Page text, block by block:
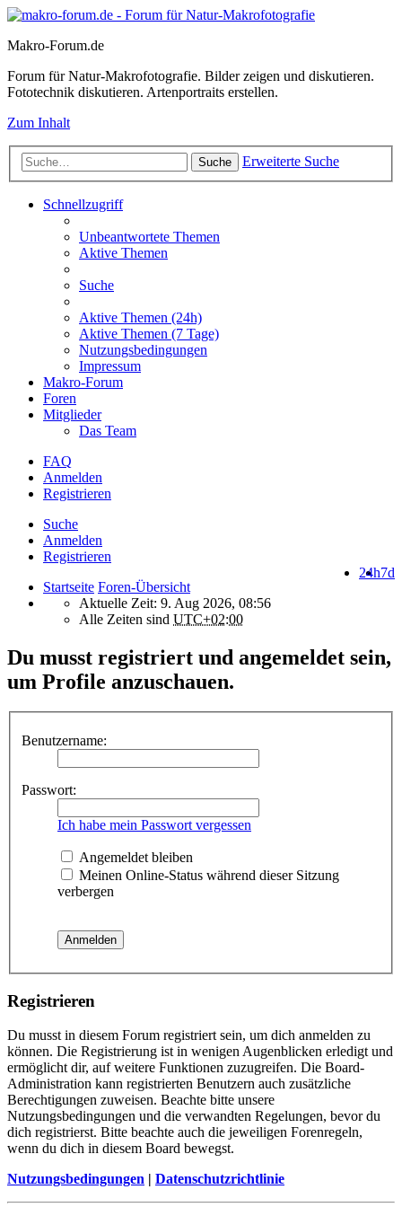
Makro-Forum.de
Forum für Natur-Makrofotografie. Bilder zeigen und diskutieren.
Fototechnik diskutieren. Artenportraits erstellen.
Zum Inhalt
Suche Erweiterte Suche
Schnellzugriff
Unbeantwortete Themen
Aktive Themen
Suche
Aktive Themen (24h)
Aktive Themen (7 Tage)
Nutzungsbedingungen
Impressum
Makro-Forum
Foren
Mitglieder
Das Team
FAQ
Anmelden
Registrieren
Suche
Anmelden
Registrieren
7d
24h
Startseite Foren-Übersicht
Aktuelle Zeit: 9. Aug 2026, 08:56
Alle Zeiten sind UTC+02:00
Du musst registriert und angemeldet sein,
um Profile anzuschauen.
Benutzername:
Passwort:
Ich habe mein Passwort vergessen
Angemeldet bleiben
Meinen Online-Status während dieser Sitzung
verbergen
Registrieren
Du musst in diesem Forum registriert sein, um dich anmelden zu
können. Die Registrierung ist in wenigen Augenblicken erledigt und
ermöglicht dir, auf weitere Funktionen zuzugreifen. Die Board-
Administration kann registrierten Benutzern auch zusätzliche
Berechtigungen zuweisen. Beachte bitte unsere
Nutzungsbedingungen und die verwandten Regelungen, bevor du
dich registrierst. Bitte beachte auch die jeweiligen Forenregeln,
wenn du dich in diesem Board bewegst.
Nutzungsbedingungen | Datenschutzrichtlinie